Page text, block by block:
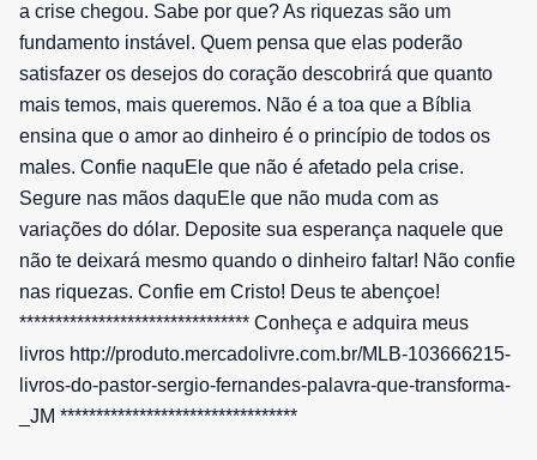
a crise chegou. Sabe por que? As riquezas são um
fundamento instável. Quem pensa que elas poderão
satisfazer os desejos do coração descobrirá que quanto
mais temos, mais queremos. Não é a toa que a Bíblia
ensina que o amor ao dinheiro é o princípio de todos os
males. Confie naquEle que não é afetado pela crise.
Segure nas mãos daquEle que não muda com as
variações do dólar. Deposite sua esperança naquele que
não te deixará mesmo quando o dinheiro faltar! Não confie
nas riquezas. Confie em Cristo! Deus te abençoe!
******************************** Conheça e adquira meus
livros http://produto.mercadolivre.com.br/MLB-103666215-
livros-do-pastor-sergio-fernandes-palavra-que-transforma-
_JM *********************************